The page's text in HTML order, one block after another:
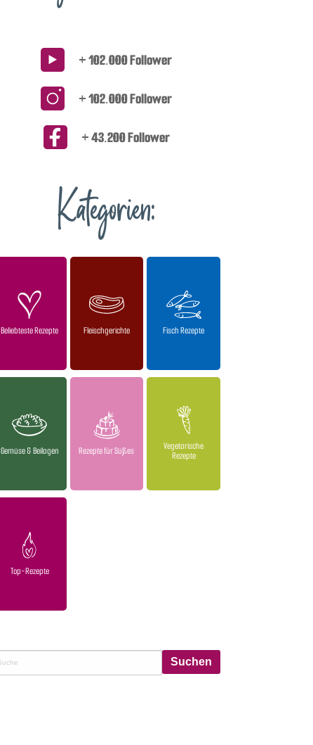
+ 102.000 Follower
+ 102.000 Follower
+ 43.200 Follower
Kategorien:
Beliebteste Rezepte Fleischgerichte Fisch Rezepte
Gemüse & Beilagen Rezepte für Süßes
Vegetarische
Rezepte
Top-Rezepte